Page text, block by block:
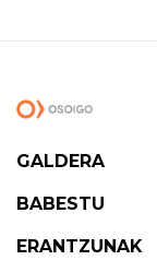
GALDERA
BABESTU
ERANTZUNAK